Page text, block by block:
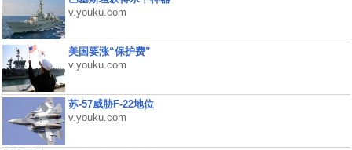
v.youku.com
美国要涨“保护费”
v.youku.com
苏-57威胁F-22地位
v.youku.com